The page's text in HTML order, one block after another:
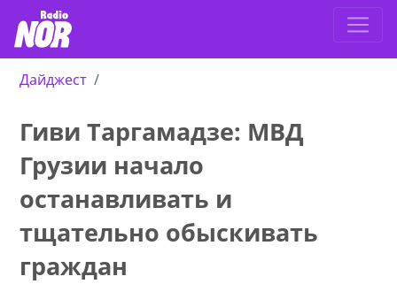
Дайджест
Гиви Таргамадзе: МВД
Грузии начало
останавливать и
тщательно обыскивать
граждан